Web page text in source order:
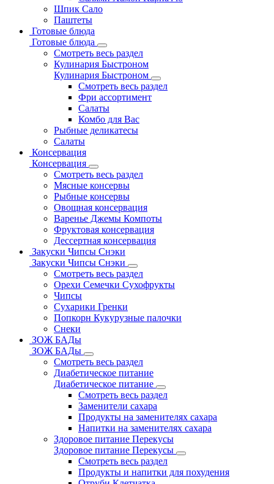
Шпик Сало
Паштеты
Готовые блюда
Готовые блюда
Смотреть весь раздел
Кулинария Быстроном
Кулинария Быстроном
Смотреть весь раздел
Фри ассортимент
Салаты
Комбо для Вас
Рыбные деликатесы
Салаты
Консервация
Консервация
Смотреть весь раздел
Мясные консервы
Рыбные консервы
Овощная консервация
Варенье Джемы Компоты
Фруктовая консервация
Дессертная консервация
Закуски Чипсы Снэки
Закуски Чипсы Снэки
Смотреть весь раздел
Орехи Семечки Сухофрукты
Чипсы
Сухарики Гренки
Попкорн Кукурузные палочки
Снеки
ЗОЖ БАДы
ЗОЖ БАДы
Смотреть весь раздел
Диабетическое питание
Диабетическое питание
Смотреть весь раздел
Заменители сахара
Продукты на заменителях сахара
Напитки на заменителях сахара
Здоровое питание Перекусы
Здоровое питание Перекусы
Смотреть весь раздел
Продукты и напитки для похудения